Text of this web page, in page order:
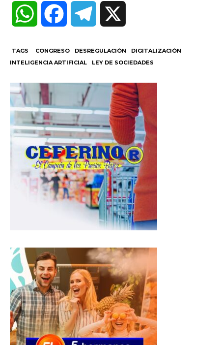
W
a
t
s
p
c
b
o
o
k
l
g
r
a
m
TAGS CONGRESO DESREGULACIÓN
DIGITALIZACIÓN
INTELIGENCIA ARTIFICIAL
LEY DE SOCIEDADES